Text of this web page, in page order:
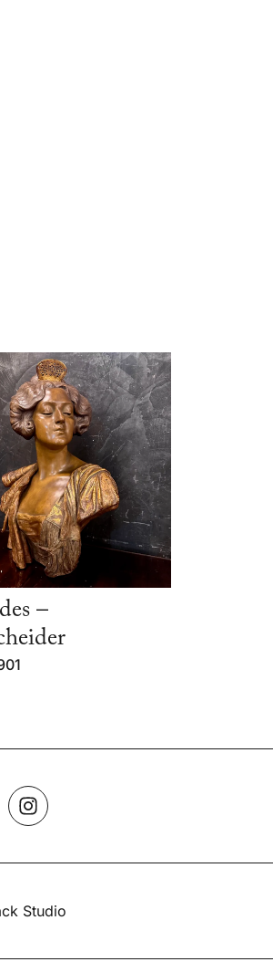
–
Studio